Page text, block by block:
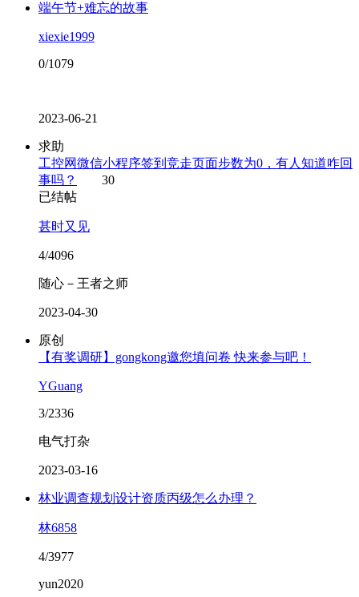
端午节+难忘的故事
xiexie1999
0/1079
2023-06-21
求助
工控网微信小程序签到竞走页面步数为0，有人知道咋回
事吗？
30
已结帖
甚时又见
4/4096
随心－王者之师
2023-04-30
原创
【有奖调研】gongkong邀您填问卷 快来参与吧！
YGuang
3/2336
电气打杂
2023-03-16
林业调查规划设计资质丙级怎么办理？
林6858
4/3977
yun2020